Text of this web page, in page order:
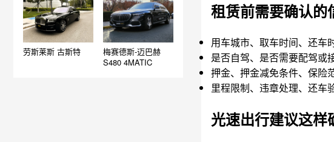
劳斯莱斯 古斯特
梅赛德斯-迈巴赫
S480 4MATIC
租赁前需要确认的
用车城市、取车时间、还车
是否自驾、是否需要配驾或
押金、押金减免条件、保险
里程限制、违章处理、还车
光速出行建议这样